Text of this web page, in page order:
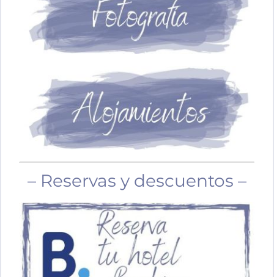
– Reservas y descuentos –